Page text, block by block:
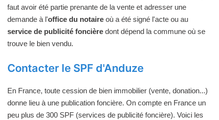
faut avoir été partie prenante de la vente et adresser une
demande à l'office du notaire où a été signé l'acte ou au
service de publicité foncière dont dépend la commune où se
trouve le bien vendu.
Contacter le SPF d'Anduze
En France, toute cession de bien immobilier (vente, donation...)
donne lieu à une publication foncière. On compte en France un
peu plus de 300 SPF (services de publicité foncière). Voici les